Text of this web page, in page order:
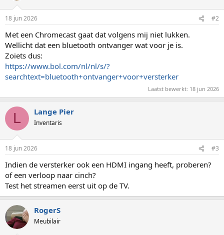
18 jun 2026 #2
Met een Chromecast gaat dat volgens mij niet lukken.
Wellicht dat een bluetooth ontvanger wat voor je is.
Zoiets dus:
https://www.bol.com/nl/nl/s/?
searchtext=bluetooth+ontvanger+voor+versterker
Laatst bewerkt: 18 jun 2026
L Lange Pier
Inventaris
18 jun 2026 #3
Indien de versterker ook een HDMI ingang heeft, proberen?
of een verloop naar cinch?
Test het streamen eerst uit op de TV.
RogerS
Meubilair